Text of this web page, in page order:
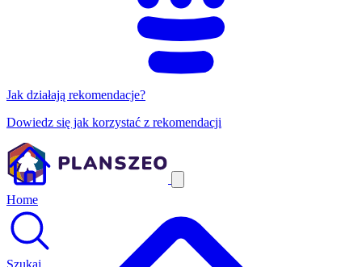
Jak działają rekomendacje?
Dowiedz się jak korzystać z rekomendacji
Home
Szukaj